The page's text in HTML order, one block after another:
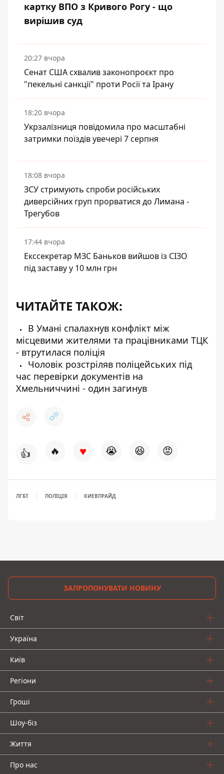
картку ВПО з Кривого Рогу - що
вирішив суд
20:27 вчора
Сенат США схвалив законопроєкт про
"пекельні санкції" проти Росії та Ірану
18:20 вчора
Укрзалізниця повідомила про масштабні
затримки поїздів увечері 7 серпня
18:08 вчора
ЗСУ стримують спроби російських
диверсійних груп прорватися до Лимана -
Трегубов
17:44 вчора
Екссекретар МЗС Баньков вийшов із СІЗО
під заставу у 10 млн грн
ЧИТАЙТЕ ТАКОЖ:
В Умані спалахнув конфлікт між
місцевими жителями та працівниками ТЦК
- втрутилася поліція
Чоловік розстріляв поліцейських під
час перевірки документів на
Хмельниччині - один загинув
👍 🔥 ♥ 😭 😆 😡
ЛГБТ ПОЛІЦІЯ КИЕВПРАЙД
ЗАПРОПОНУВАТИ НОВИНУ
Світ
Україна
Київ
Регіони
Гроші
Шоу-біз
Життя
Про нас